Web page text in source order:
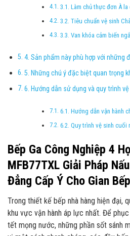
3.1. Làm chủ thực đơn À
3.2. Tiêu chuẩn vệ sinh
3.3. Van khóa cảm biến
4. Sản phẩm này phù hợp với những
5. Những chú ý đặc biệt quan trọng
6. Hướng dẫn sử dụng và quy trình
6.1. Hướng dẫn vận hành
6.2. Quy trình vệ sinh cuối
Bếp Ga Công Nghiệp 4
MFB77TXL Giải Pháp
Đẳng Cấp Ý Cho Gian
Trong thiết kế bếp nhà hàng hiện đại,
khu vực vận hành áp lực nhất. Để
tết mọng nước, những phần sốt sánh